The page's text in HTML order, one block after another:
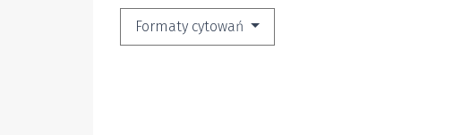
Formaty cytowań